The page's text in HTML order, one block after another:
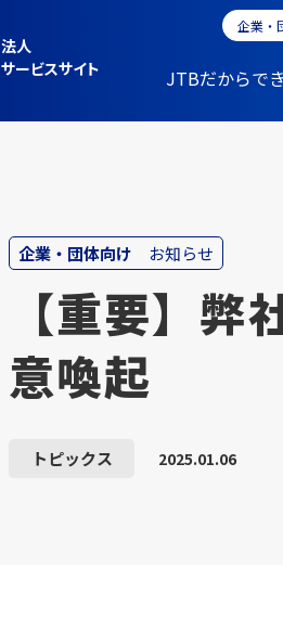
法人
サービスサイト
企業・
JTBだからで
企業・団体向け お知らせ
【重要】
意喚起
トピックス 2025.01.06